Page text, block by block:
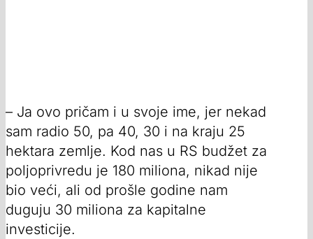
– Ja ovo pričam i u svoje ime, jer nekad
sam radio 50, pa 40, 30 i na kraju 25
hektara zemlje. Kod nas u RS budžet za
poljoprivredu je 180 miliona, nikad nije
bio veći, ali od prošle godine nam
duguju 30 miliona za kapitalne
investicije.